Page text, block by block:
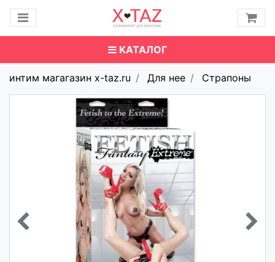
КАТАЛОГ
интим магагазин x-taz.ru Для нее Страпоны